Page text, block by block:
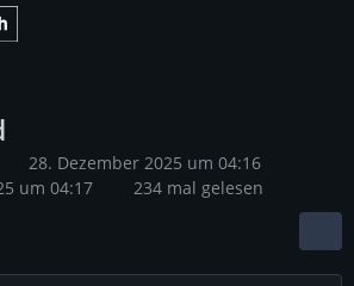
28. Dezember 2025 um 04:16
um 04:17
234 mal gelesen